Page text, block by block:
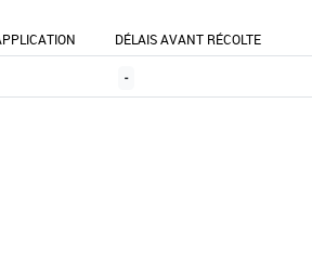
DÉLAIS AVANT RÉCOLTE
-